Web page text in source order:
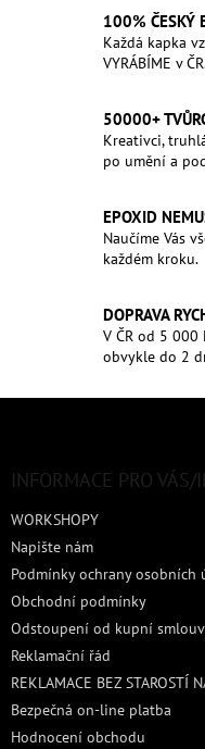
100% ČESKÝ
Každá kapka
VYRÁBÍME v
50000+
Kreativci,
po umění a
EPOXID
Naučíme Vás
každém kroku.
DOPRAVA
V ČR od 5 000
obvykle do 2
INFORMACE PRO
WORKSHOPY
Napište nám
Podmínky ochrany osobních
Obchodní podmínky
Odstoupení od kupní
Reklamační řád
REKLAMACE BEZ STAROSTÍ
Bezpečná on-line platba
Hodnocení obchodu